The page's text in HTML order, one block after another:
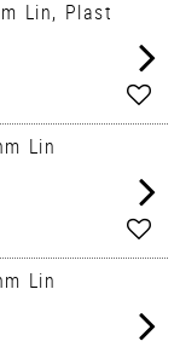
Lin, Plast
Add
Lin
Add
Lin